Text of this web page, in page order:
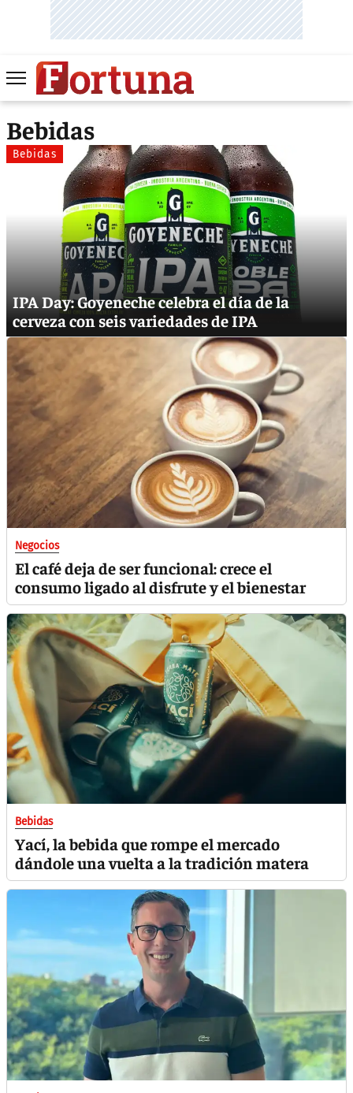
Bebidas
Bebidas
IPA Day: Goyeneche celebra el día de la
cerveza con seis variedades de IPA
Negocios
El café deja de ser funcional: crece el
consumo ligado al disfrute y el bienestar
Bebidas
Yací, la bebida que rompe el mercado
dándole una vuelta a la tradición matera